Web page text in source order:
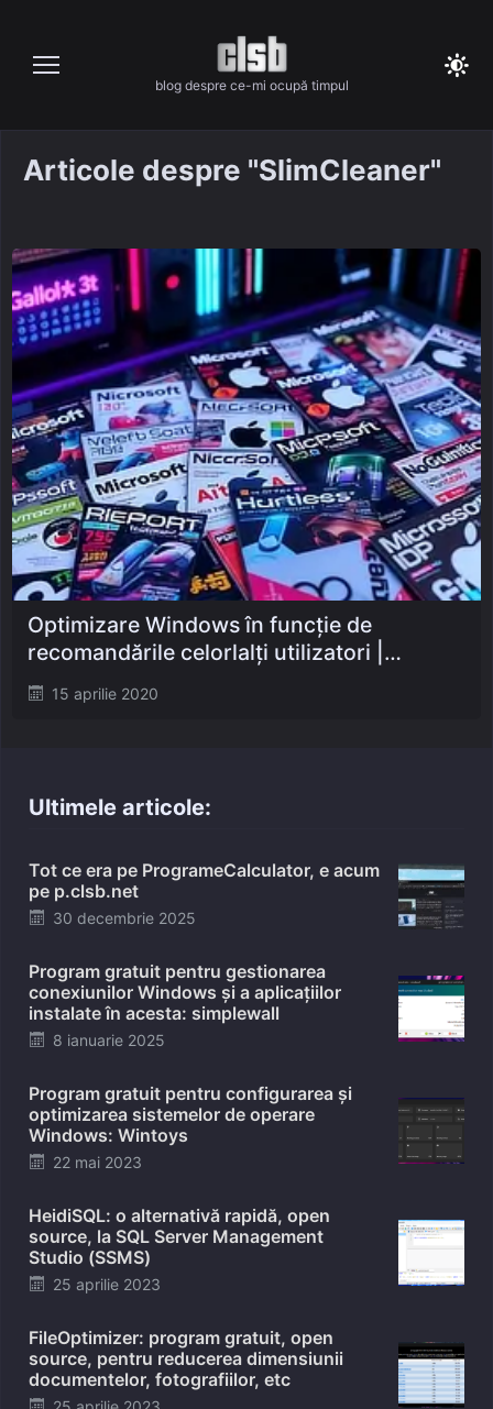
content
blog despre ce-mi ocupă timpul
Articole despre "SlimCleaner"
Posted
15 aprilie 2020
Optimizare Windows în funcție de
recomandările celorlalți utilizatori |
SlimCleaner
Ultimele articole:
Tot ce era pe ProgrameCalculator, e acum
pe p.clsb.net
Posted
30 decembrie 2025
Program gratuit pentru gestionarea
conexiunilor Windows și a aplicațiilor
instalate în acesta: simplewall
Posted
8 ianuarie 2025
Program gratuit pentru configurarea și
optimizarea sistemelor de operare
Windows: Wintoys
Posted
22 mai 2023
HeidiSQL: o alternativă rapidă, open
source, la SQL Server Management
Studio (SSMS)
Posted
25 aprilie 2023
FileOptimizer: program gratuit, open
source, pentru reducerea dimensiunii
documentelor, fotografiilor, etc
Posted